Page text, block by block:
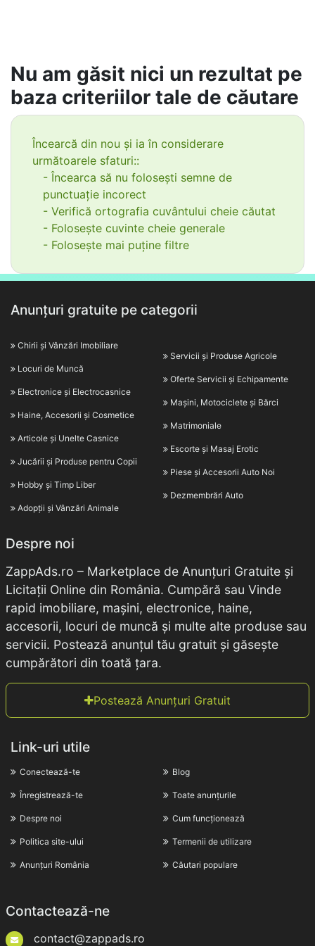
Nu am găsit nici un rezultat pe
baza criteriilor tale de căutare
Încearcă din nou și ia în considerare
următoarele sfaturi::
- Încearca să nu folosești semne de
punctuație incorect
- Verifică ortografia cuvântului cheie căutat
- Folosește cuvinte cheie generale
- Folosește mai puține filtre
Anunțuri gratuite pe categorii
Chirii și Vânzări Imobiliare
Locuri de Muncă
Electronice și Electrocasnice
Haine, Accesorii și Cosmetice
Articole și Unelte Casnice
Jucării și Produse pentru Copii
Hobby și Timp Liber
Adopții și Vânzări Animale
Servicii și Produse Agricole
Oferte Servicii și Echipamente
Mașini, Motociclete și Bărci
Matrimoniale
Escorte și Masaj Erotic
Piese și Accesorii Auto Noi
Dezmembrări Auto
Despre noi
ZappAds.ro – Marketplace de Anunțuri Gratuite și
Licitații Online din România. Cumpără sau Vinde
rapid imobiliare, mașini, electronice, haine,
accesorii, locuri de muncă și multe alte produse sau
servicii. Postează anunțul tău gratuit și găsește
cumpărători din toată țara.
Postează Anunțuri Gratuit
Link-uri utile
Conectează-te
Înregistrează-te
Despre noi
Politica site-ului
Anunțuri România
Blog
Toate anunțurile
Cum funcționează
Termenii de utilizare
Căutari populare
Contactează-ne
contact@zappads.ro